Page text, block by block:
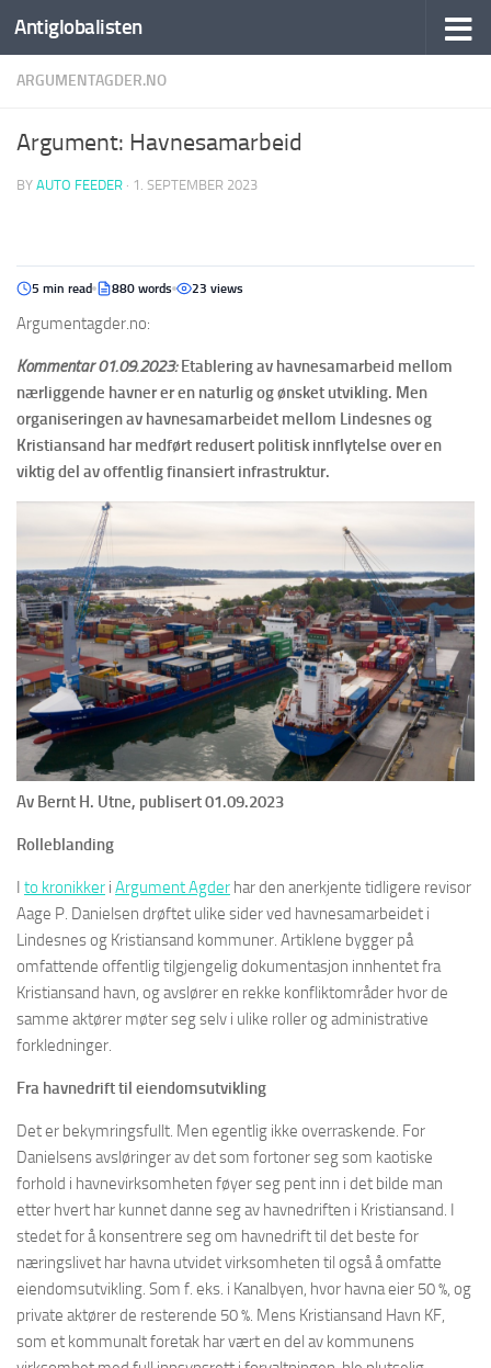
Antiglobalisten
ARGUMENTAGDER.NO
Argument: Havnesamarbeid
BY AUTO FEEDER · 1. SEPTEMBER 2023
5 min read 880 words 23 views
Argumentagder.no:
Kommentar 01.09.2023:Etablering av havnesamarbeid mellom
nærliggende havner er en naturlig og ønsket utvikling. Men
organiseringen av havnesamarbeidet mellom Lindesnes og
Kristiansand har medført redusert politisk innflytelse over en
viktig del av offentlig finansiert infrastruktur.
Av Bernt H. Utne, publisert 01.09.2023
Rolleblanding
I to kronikker i Argument Agder har den anerkjente tidligere revisor
Aage P. Danielsen drøftet ulike sider ved havnesamarbeidet i
Lindesnes og Kristiansand kommuner. Artiklene bygger på
omfattende offentlig tilgjengelig dokumentasjon innhentet fra
Kristiansand havn, og avslører en rekke konfliktområder hvor de
samme aktører møter seg selv i ulike roller og administrative
forkledninger.
Fra havnedrift til eiendomsutvikling
Det er bekymringsfullt. Men egentlig ikke overraskende. For
Danielsens avsløringer av det som fortoner seg som kaotiske
forhold i havnevirksomheten føyer seg pent inn i det bilde man
etter hvert har kunnet danne seg av havnedriften i Kristiansand. I
stedet for å konsentrere seg om havnedrift til det beste for
næringslivet har havna utvidet virksomheten til også å omfatte
eiendomsutvikling. Som f. eks. i Kanalbyen, hvor havna eier 50 %, og
private aktører de resterende 50 %. Mens Kristiansand Havn KF,
som et kommunalt foretak har vært en del av kommunens